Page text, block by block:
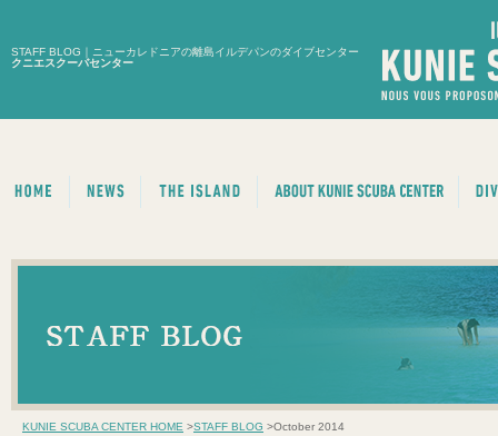
STAFF BLOG｜ニューカレドニアの離島イルデパンのダイブセンター
クニエスクーバセンター
KUNIE SCUBA CENTER HOME >STAFF BLOG >October 2014